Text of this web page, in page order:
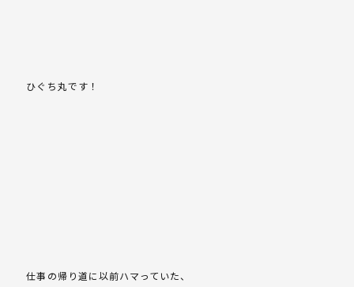
ひぐち丸です！
仕事の帰り道に以前ハマっていた、